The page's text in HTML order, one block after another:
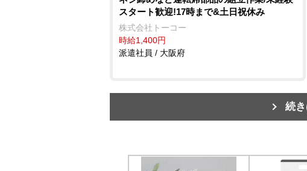
スタート歓迎!17時まで&土日祝休み
株式会社トーコー
時給1,400円
派遣社員 / 大阪府
続